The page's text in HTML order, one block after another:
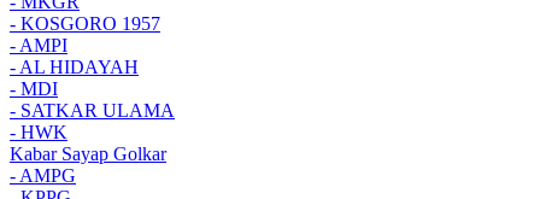
- KOSGORO 1957
- AMPI
- AL HIDAYAH
- MDI
- SATKAR ULAMA
- HWK
Kabar Sayap Golkar
- AMPG